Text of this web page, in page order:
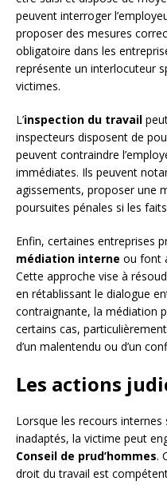
peuvent interroger
proposer des mesures
obligatoire dans les
représente un interlocuteur
victimes.
L’inspection du travail
inspecteurs disposent de
peuvent contraindre
immédiates. Ils peuvent
agissements, proposer une
poursuites pénales si les
Enfin, certaines entreprises
médiation interne ou font
Cette approche vise à
en rétablissant le dialogue
contraignante, la médiation
certains cas,
d’un malentendu ou d’un
Les actions
Lorsque les recours internes
inadaptés, la victime peut
Conseil de prud’hommes.
droit du travail est